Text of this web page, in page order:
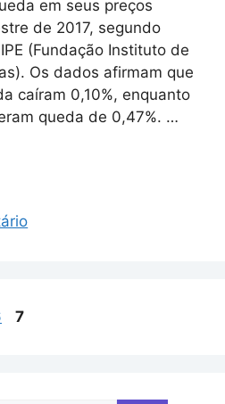
em seus preços
de 2017, segundo
(Fundação Instituto de
Os dados afirmam que
caíram 0,10%, enquanto
queda de 0,47%. …
7